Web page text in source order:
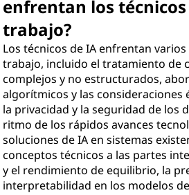
enfrentan los técnicos
trabajo?
Los técnicos de IA enfrentan
trabajo, incluido el tratamiento de
complejos y no estructurados,
algorítmicos y las consideraciones
la privacidad y la seguridad de los
ritmo de los rápidos avances
soluciones de IA en sistemas
conceptos técnicos a las partes
y el rendimiento de equilibrio, la
interpretabilidad en los modelos